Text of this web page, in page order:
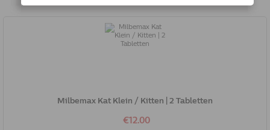
Milbemax Kat Klein / Kitten | 2 Tabletten
€12.00